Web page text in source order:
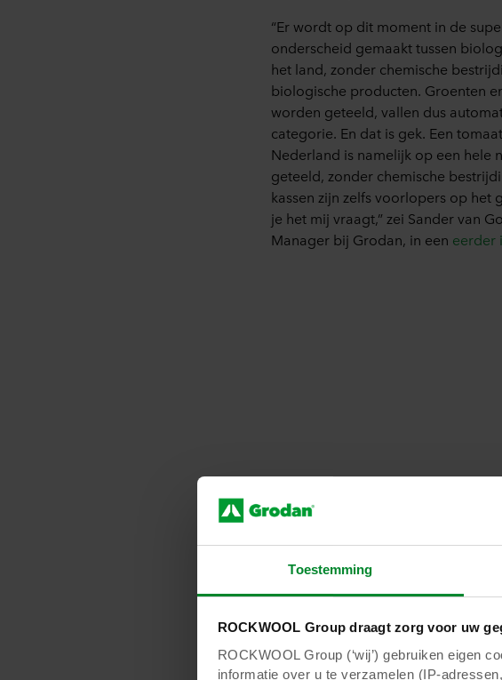
Toestemming
ROCKWOOL Group draagt zorg voor uw
ROCKWOOL Group (‘wij’) gebruiken eigen
informatie over u te verzamelen (IP-
“Er wordt op dit moment in de
onderscheid gemaakt tussen
het land, zonder chemische
biologische producten. Groenten
worden geteeld, vallen dus
categorie. En dat is gek. Een
Nederland is namelijk op een hele
geteeld, zonder chemische
kassen zijn zelfs voorlopers op het
je het mij vraagt,” zei Sander van
Manager bij Grodan, in een eerder
Sander van Golberinge, Public Affairs Manager